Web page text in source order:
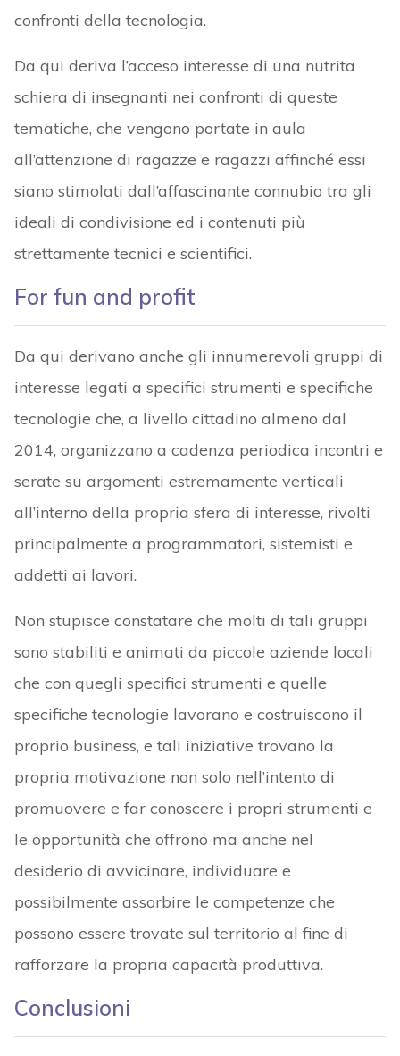
confronti della tecnologia.
Da qui deriva l’acceso interesse di una nutrita
schiera di insegnanti nei confronti di queste
tematiche, che vengono portate in aula
all’attenzione di ragazze e ragazzi affinché essi
siano stimolati dall’affascinante connubio tra gli
ideali di condivisione ed i contenuti più
strettamente tecnici e scientifici.
For fun and profit
Da qui derivano anche gli innumerevoli gruppi di
interesse legati a specifici strumenti e specifiche
tecnologie che, a livello cittadino almeno dal
2014, organizzano a cadenza periodica incontri e
serate su argomenti estremamente verticali
all’interno della propria sfera di interesse, rivolti
principalmente a programmatori, sistemisti e
addetti ai lavori.
Non stupisce constatare che molti di tali gruppi
sono stabiliti e animati da piccole aziende locali
che con quegli specifici strumenti e quelle
specifiche tecnologie lavorano e costruiscono il
proprio business, e tali iniziative trovano la
propria motivazione non solo nell’intento di
promuovere e far conoscere i propri strumenti e
le opportunità che offrono ma anche nel
desiderio di avvicinare, individuare e
possibilmente assorbire le competenze che
possono essere trovate sul territorio al fine di
rafforzare la propria capacità produttiva.
Conclusioni